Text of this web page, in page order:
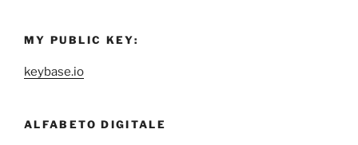
MY PUBLIC KEY:
keybase.io
ALFABETO DIGITALE